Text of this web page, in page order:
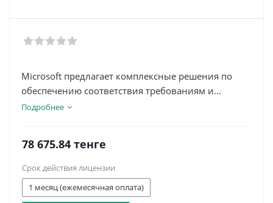
Microsoft предлагает комплексные решения по
обеспечению соответствия требованиям и
управлению данными, которые помогут вашей
также реагировать на нормативные требования.
Подробнее
78 675.84 тенге
Срок действия лицензии
1 месяц (ежемесячная оплата)